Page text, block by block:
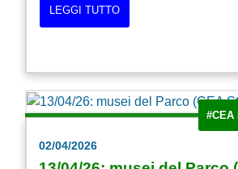
LEGGI TUTTO
#CEA
02/04/2026